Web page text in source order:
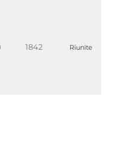
1842 Riunite